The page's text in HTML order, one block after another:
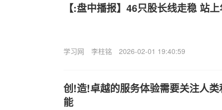
【:盘中播报】46只股长线走稳 站
学习网 李柱铭 2026-02-01 19:40:59
创!造!卓越的服务体验需要关注人
能